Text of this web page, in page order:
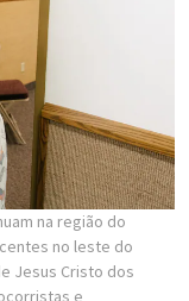
na região do
no leste do
Jesus Cristo dos
e